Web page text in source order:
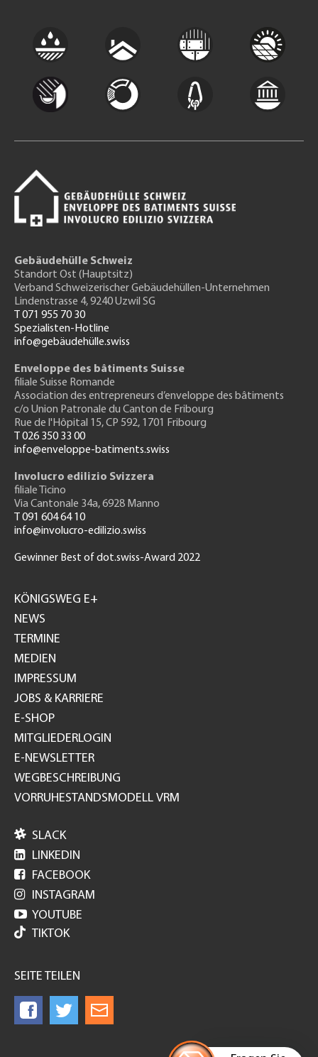
Gebäudehülle Schweiz
Standort Ost (Hauptsitz)
Verband Schweizerischer Gebäudehüllen-Unternehmen
Lindenstrasse 4, 9240 Uzwil SG
T 071 955 70 30
Spezialisten-Hotline
info@gebäudehülle.swiss
Enveloppe des bâtiments Suisse
filiale Suisse Romande
Association des entrepreneurs d’enveloppe des bâtiments
c/o Union Patronale du Canton de Fribourg
Rue de l'Hôpital 15, CP 592, 1701 Fribourg
T 026 350 33 00
info@enveloppe-batiments.swiss
Involucro edilizio Svizzera
filiale Ticino
Via Cantonale 34a, 6928 Manno
T 091 604 64 10
info@involucro-edilizio.swiss
Gewinner Best of dot.swiss-Award 2022
GH
KÖNIGSWEG E+
NEWS
TERMINE
MEDIEN
IMPRESSUM
JOBS & KARRIERE
E-SHOP
MITGLIEDERLOGIN
E-NEWSLETTER
WEGBESCHREIBUNG
VORRUHESTANDSMODELL VRM
 SLACK
 LINKEDIN
 FACEBOOK
 INSTAGRAM
 YOUTUBE
TIKTOK
SEITE TEILEN